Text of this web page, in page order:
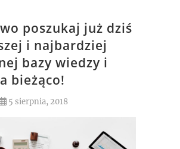
poszukaj już dziś
i najbardziej
bazy wiedzy i
bieżąco!
5 sierpnia, 2018